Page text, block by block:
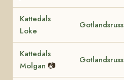
Kattedals
Loke
Gotlandsruss
Kattedals
Molgan 📷
Gotlandsruss